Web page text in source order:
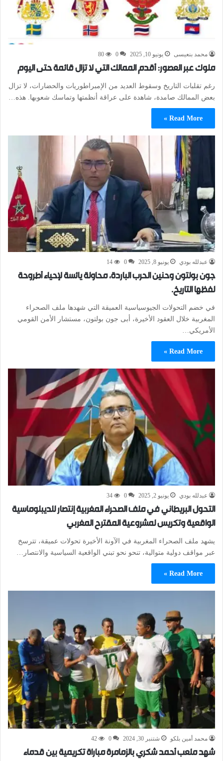
محمد بنعيسى يونيو 10, 2025 0
80
ملوك عبر العصور: أقدم الممالك التي لا تزال قائمة حتى اليوم
رغم تقلبات التاريخ وسقوط العديد من الإمبراطوريات والحضارات، لا تزال
بعض الممالك صامدة، شاهدة على عراقة أنظمتها وتماسك شعوبها. هذه…
Read More »
عبدلله بودي يونيو 8, 2025 0
14
جون بولتون وحنين الحرب الباردة، محاولة يائسة لإحياء أطروحة
لفظها التاريخ.
في خضم التحولات الجيوسياسية العميقة التي شهدها ملف الصحراء
المغربية خلال العقود الأخيرة، أبى جون بولتون، مستشار الأمن القومي
الأمريكي…
Read More »
عبدلله بودي يونيو 2, 2025 0
34
التحول البريطاني في ملف الصحراء المغربية إنتصار للديبلوماسية
الواقعية وتكريس لمشروعية المقترح المغربي
يشهد ملف الصحراء المغربية في الآونة الأخيرة تحولات عميقة، تترسخ
عبر مواقف دولية متوالية، تنحو نحو تبني الواقعية السياسية والانتصار…
Read More »
محمد أمين بلكو شتنبر 30, 2024 0
42
شهد ملعب أحمد شكري بالزمامرة مباراة تكريمية بين قدماء